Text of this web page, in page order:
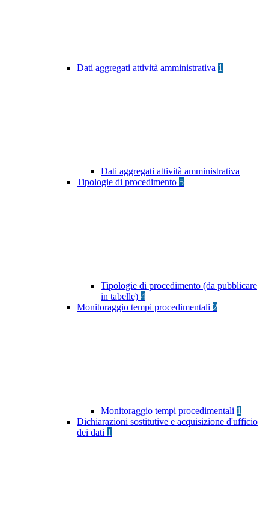
Dati aggregati attività amministrativa 1
Dati aggregati attività amministrativa
Tipologie di procedimento 5
Tipologie di procedimento (da pubblicare
in tabelle) 4
Monitoraggio tempi procedimentali 2
Monitoraggio tempi procedimentali 1
Dichiarazioni sostitutive e acquisizione d'ufficio
dei dati 1